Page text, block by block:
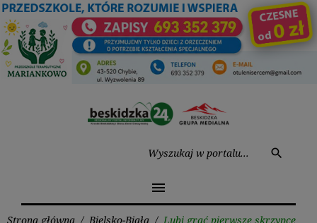
Przejdź
do
treści
search
menu
Strona główna / Bielsko-Biała / Lubi grać pierwsze skrzypce